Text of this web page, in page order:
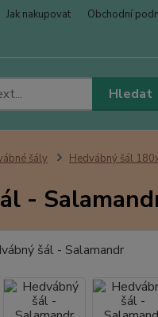
Jak nakupovat Obchodní
Hledat
šály Hedvábný šál
-